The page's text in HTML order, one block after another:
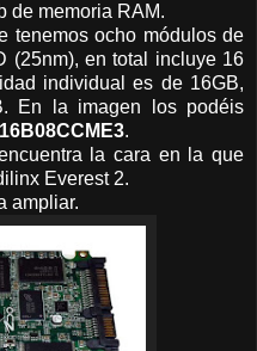
de memoria RAM.
tenemos ocho módulos de
(25nm), en total incluye 16
individual es de 16GB,
En la imagen los podéis
.
la cara en la que
Everest 2.
ampliar.